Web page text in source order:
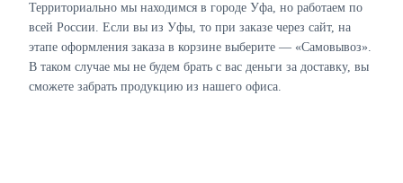
Территориально мы находимся в городе Уфа, но работаем по
всей России. Если вы из Уфы, то при заказе через сайт, на
этапе оформления заказа в корзине выберите — «Самовывоз».
В таком случае мы не будем брать с вас деньги за доставку, вы
сможете забрать продукцию из нашего офиса.